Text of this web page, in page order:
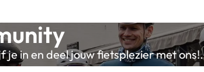
je in en deel jouw fietsplezier met ons!.